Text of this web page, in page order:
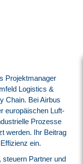
Projektmanager
Logistics &
Chain. Bei Airbus
europäischen Luft-
Prozesse
werden. Ihr Beitrag
ein.
steuern Partner und